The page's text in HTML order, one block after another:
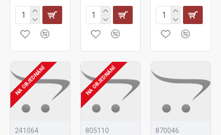
NA OBJEDNÁNÍ
241064
NA OBJEDNÁNÍ
805110 870046